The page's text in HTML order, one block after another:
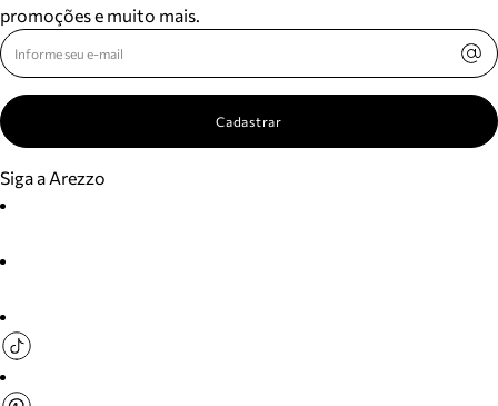
promoções e muito mais.
Cadastrar
Siga a Arezzo